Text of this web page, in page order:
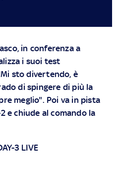
in conferenza a
i suoi test
sto divertendo, è
di spingere di più la
meglio". Poi va in pista
e chiude al comando la
3 LIVE